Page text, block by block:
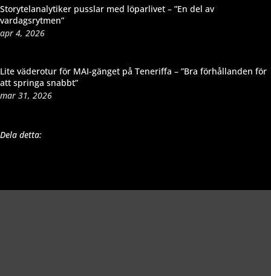
Storytelanalytiker pusslar med löparlivet – ”En del av
vardagsrytmen”
apr 4, 2026
Lite väderotur för MAI-gänget på Teneriffa – ”Bra förhållanden för
att springa snabbt”
mar 31, 2026
Dela detta: